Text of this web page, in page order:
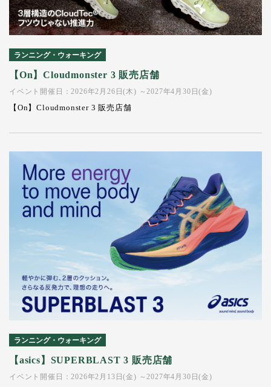
ランニング・ウォーキング
【On】Cloudmonster 3 販売店舗
イベント開催日：2026年2月26日(木) ～2027年4月30日(金)
【On】Cloudmonster 3 販売店舗
ランニング・ウォーキング
【asics】SUPERBLAST 3 販売店舗
イベント開催日：2026年2月13日(金) ～2027年4月30日(金)